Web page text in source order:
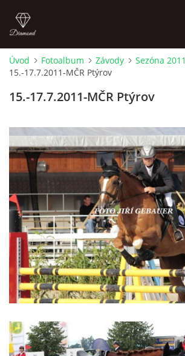
ÚVOD
KONTAKT
JEŽDĚNÍ PRO VEŘEJNOST
FOTOALBUM
VIDEA
ODKAZY
Úvod Fotoalbum Závody
Sezóna 2011
15.-17.7.2011-MČR Ptýrov
15.-17.7.2011-MČR Ptýrov